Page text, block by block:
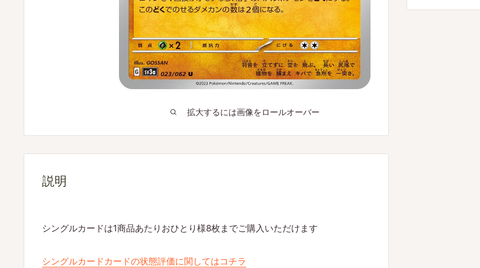
拡大するには画像をロールオーバー
説明
シングルカードは1商品あたりおひとり様8枚までご購入いただけます
シングルカードカードの状態評価に関してはコチラ